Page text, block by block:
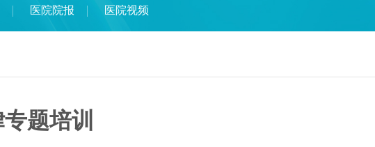
医院院报 医院视频
题培训